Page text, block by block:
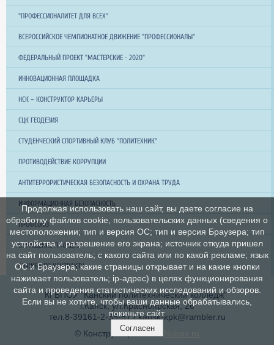
"ПРОФЕССИОНАЛИТЕТ ДЛЯ ВСЕХ"
ВСЕРОССИЙСКОЕ ЧЕМПИОНАТНОЕ ДВИЖЕНИЕ "ПРОФЕССИОНАЛЫ"
ФЕДЕРАЛЬНЫЙ ПРОЕКТ "МАСТЕРСКИЕ - 2020"
ИННОВАЦИОННАЯ ПЛОЩАДКА
НСК – КОНСТРУКТОР КАРЬЕРЫ
СЦК ГЕОДЕЗИЯ
СТУДЕНЧЕСКИЙ СПОРТИВНЫЙ КЛУБ "ПОЛИТЕХНИК"
ПРОТИВОДЕЙСТВИЕ КОРРУПЦИИ
АНТИТЕРРОРИСТИЧЕСКАЯ БЕЗОПАСНОСТЬ И ОХРАНА ТРУДА
ИНФОРМАЦИОННАЯ БЕЗОПАСНОСТЬ
ПРОФСОЮЗ
ОБРАЩЕНИЕ ГРАЖДАН
СЛУЖБА ПО КОНТРАКТУ
КГБПОУ "Канский политехнический колледж"
г.Канск, ул.Красноярская, 26
тел.8-39161-2-35-51 / kansk-kpk@rambler.ru
© Конструктор сайтов
Nubex.ru
Продолжая использовать наш сайт, вы даете согласие на
обработку файлов cookie, пользовательских данных (сведения о
местоположении; тип и версия ОС; тип и версия Браузера; тип
устройства и разрешение его экрана; источник откуда пришел
на сайт пользователь; с какого сайта или по какой рекламе; язык
ОС и Браузера; какие страницы открывает и на какие кнопки
нажимает пользователь; ip-адрес) в целях функционирования
сайта и проведения статистических исследований и обзоров.
Если вы не хотите, чтобы ваши данные обрабатывались,
покиньте сайт.
Согласен